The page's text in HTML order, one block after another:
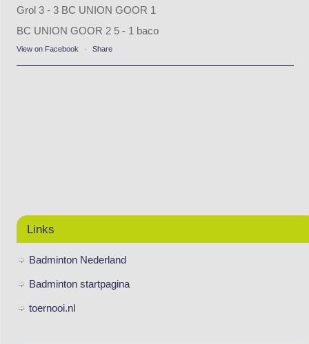
Grol 3 - 3 BC UNION GOOR 1
BC UNION GOOR 2 5 - 1 baco
View on Facebook · Share
Links
Badminton Nederland
Badminton startpagina
toernooi.nl